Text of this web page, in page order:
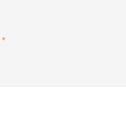
*